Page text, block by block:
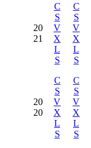
20
21
C
S
V
X
L
S
C
S
V
X
L
S
20
20
C
S
V
X
L
S
C
S
V
X
L
S